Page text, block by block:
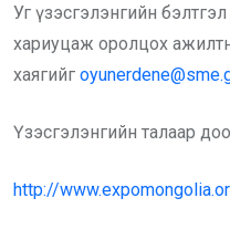
Уг үзэсгэлэнгийн
хариуцаж оролцох
хаягийг
Үзэсгэлэнгийн талаар
http://